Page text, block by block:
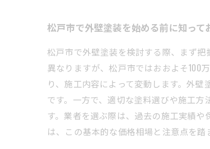
松戸市で外壁塗装を始める前に知って
松戸市で外壁塗装を検討する際、まず
異なりますが、松戸市ではおおよそ100
り、施工内容によって変動します。外
です。一方で、適切な塗料選びや施工
す。業者を選ぶ際は、過去の施工実績
は、この基本的な価格相場と注意点を踏